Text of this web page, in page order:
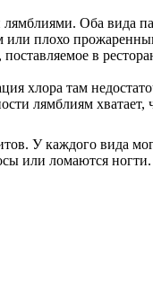
Оба вида
или плохо
в
хлора там
лямблиям
У каждого вида
или ломаются